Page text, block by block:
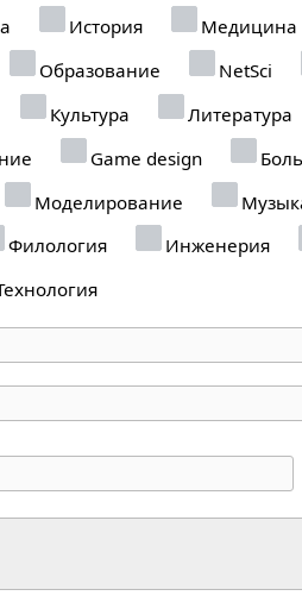
История Медицина
Образование NetSci
Культура Литература
Game design
Моделирование
Филология Инженерия